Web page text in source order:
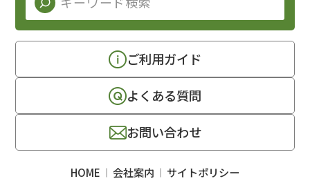
ご利用ガイド
よくある質問
お問い合わせ
HOME 会社案内
サイトポリシー